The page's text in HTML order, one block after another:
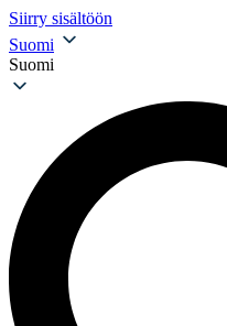
Siirry sisältöön
Suomi
Suomi